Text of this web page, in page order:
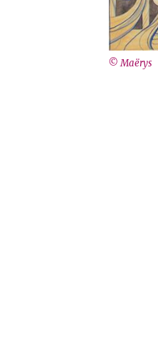
© Maërys